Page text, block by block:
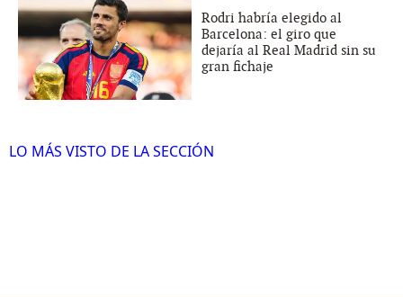
Rodri habría elegido al
Barcelona: el giro que
dejaría al Real Madrid sin su
gran fichaje
LO MÁS VISTO DE LA SECCIÓN